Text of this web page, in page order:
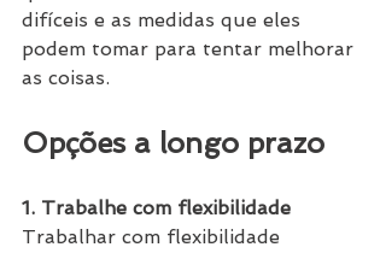
difíceis e as medidas que eles
podem tomar para tentar melhorar
as coisas.
Opções a longo prazo
1. Trabalhe com flexibilidade
Trabalhar com flexibilidade